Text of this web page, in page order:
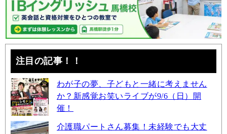
注目の記事！！
わが子の夢、子どもと一緒に考えません
か？新感覚お笑いライブが9/6（日）開
催！
介護職パートさん募集！未経験でも大丈